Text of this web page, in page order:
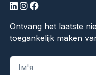
LinkedIn
Інстаграм
Фейсбук
Ontvang het laatste
toegankelijk maken
"*" вказує на